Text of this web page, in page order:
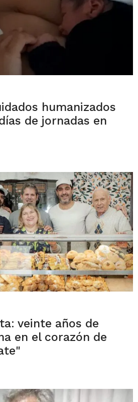
humanizados
de jornadas en
veinte años de
en el corazón de